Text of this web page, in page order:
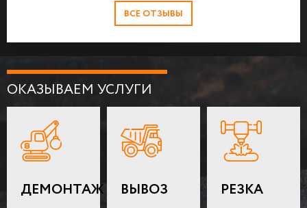
ВСЕ ОТЗЫВЫ
ОКАЗЫВАЕМ УСЛУГИ
ДЕМОНТАЖ ВЫВОЗ РЕЗКА